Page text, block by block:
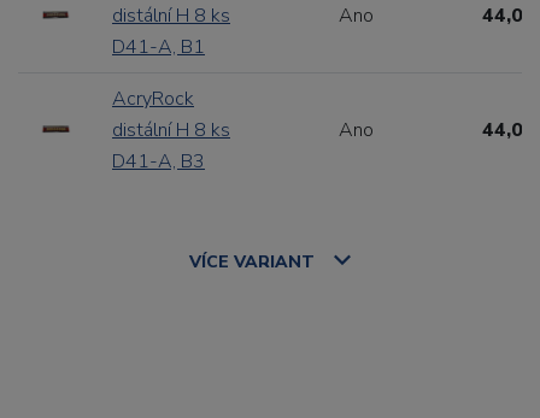
distální H 8 ks
D41-A, B1
Ano 44,00
AcryRock
distální H 8 ks
D41-A, B3
Ano 44,00
VÍCE VARIANT